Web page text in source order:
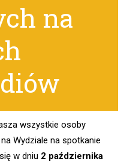
na
wszystkie osoby
Wydziale na spotkanie
w dniu 2 października